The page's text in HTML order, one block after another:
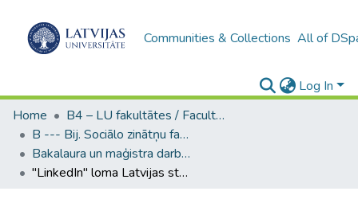
Communities & Collections All of
Log In
Home
B4 – LU fakultātes / Faculties of the UL
B --- Bij. Sociālo zinātņu fakultātes noslēguma darbi / Faculty of Social Sciences - Graduate works
Bakalaura un maģistra darbi (SZF) / Bachelor's and Master's theses
"LinkedIn" loma Latvijas studentu sociālo mediju lietošanas paradumos